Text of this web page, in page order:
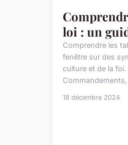
loi : un
Comprendre les
fenêtre sur des
culture et de la
Commandements,
18 décembre 2024